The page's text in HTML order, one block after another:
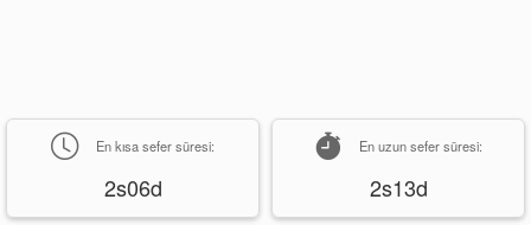
En kısa sefer süresi:
2s06d
En uzun sefer süresi:
2s13d